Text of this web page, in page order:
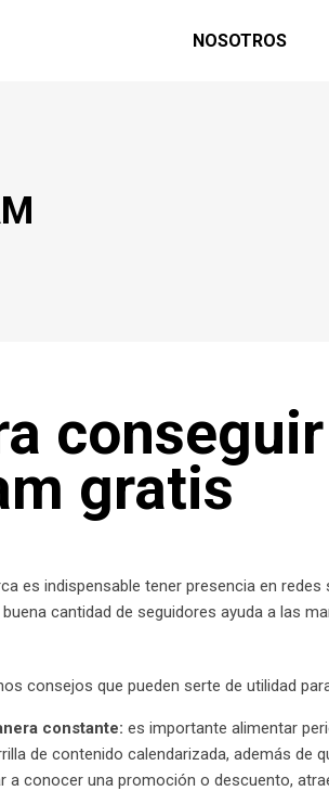
NOSOTROS
gratis
es indispensable tener presencia en
cantidad de seguidores ayuda a las
consejos que pueden serte de utilidad
constante: es importante alimentar
de contenido calendarizada, además
a conocer una promoción o descuento,